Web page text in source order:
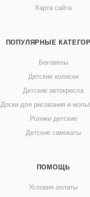
Карта сайта
ПОПУЛЯРНЫЕ
Беговелы
Детские коляски
Детские автокресла
Доски для рисования и
Ролики детские
Детские самокаты
ПОМОЩЬ
Условия оплаты